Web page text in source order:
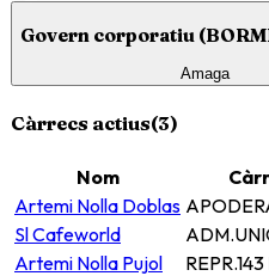
Govern corporatiu
Amaga
Càrrecs actius(3)
Nom
Artemi Nolla Doblas
Sl Cafeworld
Artemi Nolla Pujol